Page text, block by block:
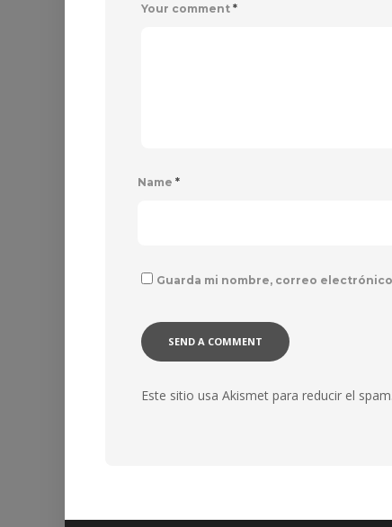
Your comment *
Name *
Guarda mi nombre, correo
Este sitio usa Akismet para reducir el spam.